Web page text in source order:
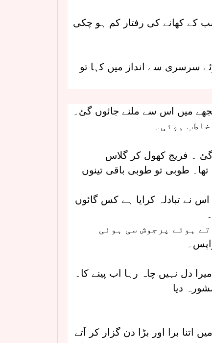
کے کھانے کی رفتار کم ہو چکی
سرسری سے انداز میں کہا تو
میں اس سے ملنے جائوں گئ۔
ہوئی۔
۔ فریج کھول کر گلاس
طوبی تو طوبی باقی تینوں
نے تبادلہ کرایا ہے کس گائوں
ہوئے پرجوش سی ہوئی
دل نہیں چاہ رہا اب پینے کا۔
دیا
برا اور بڑا دن گزار کر آتے